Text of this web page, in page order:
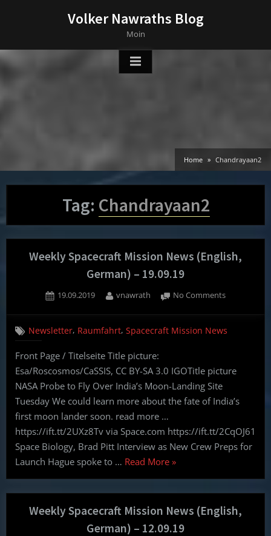
Volker Nawraths Blog
Moin
Home Chandrayaan2
Tag: Chandrayaan2
Weekly Spacecraft Mission News (English,
German) – 19.09.19
Posted
19.09.2019 By
vnawrath No Commentson
Mission
German)
19.09.19
Newsletter, Raumfahrt,Spacecraft Mission News
Front Page / Titelseite Title picture:
Esa/Roscosmos/CaSSIS, CC BY-SA 3.0 IGOTitle picture
NASA Probe to Fly Over India’s Moon-Landing Site
Tuesday We could learn more about the fate of India’s
first moon lander soon. read more …
https://ift.tt/2UXz8Tv via Space.com https://ift.tt/2CqOJ61
Space Biology, Brad Pitt Interview as New Crew Preps for
Launch Hague spoke to … Read More“Weekly
Spacecraft
Mission
News
(English,
»
Weekly Spacecraft Mission News (English,
German) – 12.09.19